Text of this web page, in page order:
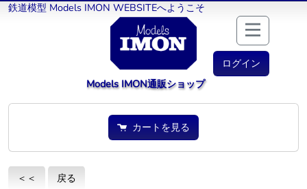
鉄道模型 Models IMON WEBSITEへようこそ
ログイン
Models IMON通販ショップ
カートを見る
＜＜ 戻る